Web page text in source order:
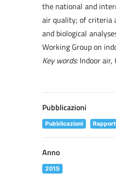
the national and
air quality; of criteria
and biological
Working Group on
Key words: Indoor
Pubblicazioni
Pubblicazioni
Anno
2015